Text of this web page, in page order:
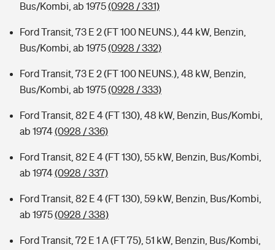
Bus/Kombi, ab 1975(0928 / 331)
Ford Transit, 73 E 2 (FT 100 NEUNS.), 44 kW, Benzin,
Bus/Kombi, ab 1975(0928 / 332)
Ford Transit, 73 E 2 (FT 100 NEUNS.), 48 kW, Benzin,
Bus/Kombi, ab 1975(0928 / 333)
Ford Transit, 82 E 4 (FT 130), 48 kW, Benzin, Bus/Kombi,
ab 1974(0928 / 336)
Ford Transit, 82 E 4 (FT 130), 55 kW, Benzin, Bus/Kombi,
ab 1974(0928 / 337)
Ford Transit, 82 E 4 (FT 130), 59 kW, Benzin, Bus/Kombi,
ab 1975(0928 / 338)
Ford Transit, 72 E 1 A (FT 75), 51 kW, Benzin, Bus/Kombi,